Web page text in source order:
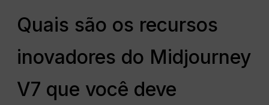
Quais são os recursos
inovadores do Midjourney
V7 que você deve